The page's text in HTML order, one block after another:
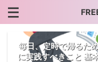
毎日、定時で帰るた
に実践すべきこと 基